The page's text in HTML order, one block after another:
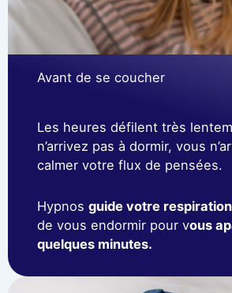
Avant de se coucher
Les heures défilent très
n’arrivez pas à dormir, vous
calmer votre flux de pensées.
Hypnos guide votre respiration
de vous endormir pour vous
quelques minutes.